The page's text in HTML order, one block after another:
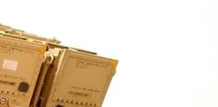
щодня
12.04.2026 0